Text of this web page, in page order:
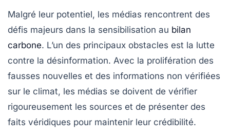
Malgré leur potentiel, les médias rencontrent des
défis majeurs dans la sensibilisation au bilan
carbone. L’un des principaux obstacles est la lutte
contre la désinformation. Avec la prolifération des
fausses nouvelles et des informations non vérifiées
sur le climat, les médias se doivent de vérifier
rigoureusement les sources et de présenter des
faits véridiques pour maintenir leur crédibilité.